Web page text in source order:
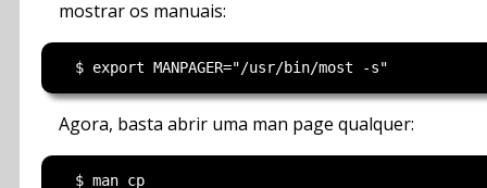
mostrar os manuais:
Agora, basta abrir uma man page qualquer: